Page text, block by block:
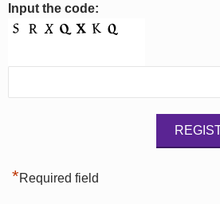
Input the code:
*Required field